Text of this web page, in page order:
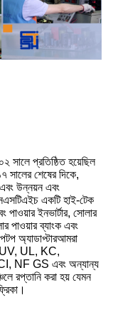
সালে প্রতিষ্ঠিত হয়েছিল
সালের শেষের দিকে,
উন্নয়ন এবং
একটি হাই-টেক
ইনভার্টার, সোলার
পাওয়ার ব্যাংক এবং
অ্যাডাপ্টারআমরা
UL, KC,
NF GS এবং অন্যান্য
রপ্তানি করা হয় যেমন